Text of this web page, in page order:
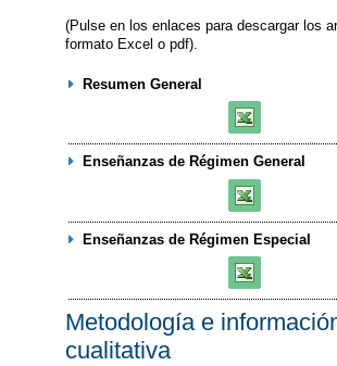
(Pulse en los enlaces para descargar los
formato Excel o pdf).
Resumen General
Enseñanzas de Régimen General
Enseñanzas de Régimen Especial
Metodología e
cualitativa